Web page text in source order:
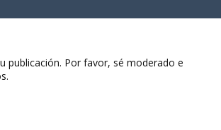
publicación. Por favor, sé moderado e